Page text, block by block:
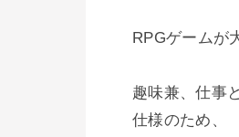
RPGゲームが
趣味兼、仕事
仕様のため、